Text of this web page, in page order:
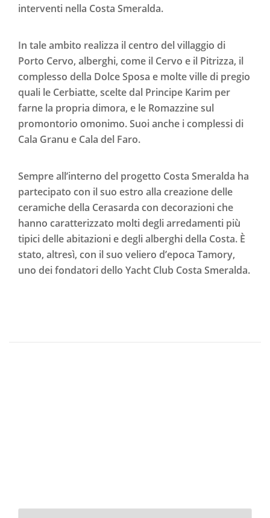
interventi nella Costa Smeralda.
In tale ambito realizza il centro del villaggio di
Porto Cervo, alberghi, come il Cervo e il Pitrizza, il
complesso della Dolce Sposa e molte ville di pregio
quali le Cerbiatte, scelte dal Principe Karim per
farne la propria dimora, e le Romazzine sul
promontorio omonimo. Suoi anche i complessi di
Cala Granu e Cala del Faro.
Sempre all’interno del progetto Costa Smeralda ha
partecipato con il suo estro alla creazione delle
ceramiche della Cerasarda con decorazioni che
hanno caratterizzato molti degli arredamenti più
tipici delle abitazioni e degli alberghi della Costa. È
stato, altresì, con il suo veliero d’epoca Tamory,
uno dei fondatori dello Yacht Club Costa Smeralda.